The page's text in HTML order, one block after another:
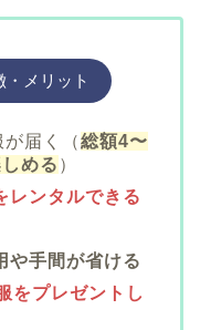
メリット
届く（総額4〜
める ）
レンタルできる
や手間が省ける
をプレゼントし